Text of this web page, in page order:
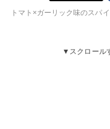
トマト×ガーリック味のスパ
▼スクロール